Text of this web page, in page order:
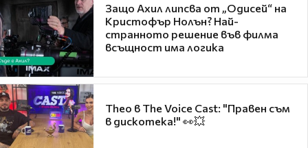
Защо Ахил липсва от „Одисей“ на
Кристофър Нолън? Най-
странното решение във филма
всъщност има логика
Theo в The Voice Cast: "Правен съм
в дискотека!" 👀💥